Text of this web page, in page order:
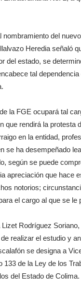
nombramiento del
Heredia señaló
del estado, se
tal
la FGE ocupará tal
que rendirá la
en la entidad,
se ha desempeñado
según se puede
apreciación que hace
notorios;
el cargo al que se le
Rodríguez
realizar el estudio y
se designa a
133 de la Ley de los
del Estado de Colima.